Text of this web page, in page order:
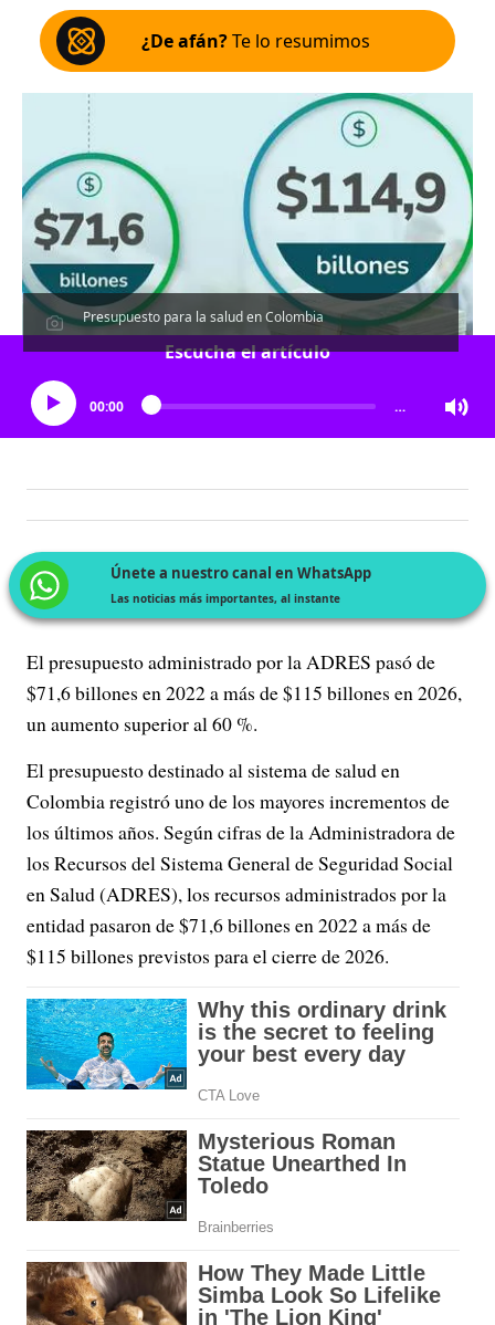
¿De afán?Te lo resumimos
Presupuesto para la salud en Colombia
Escucha el artículo
00:00 …
Únete a nuestro canal en WhatsApp
Las noticias más importantes, al instante
El presupuesto administrado por la ADRES pasó de
$71,6 billones en 2022 a más de $115 billones en 2026,
un aumento superior al 60 %.
El presupuesto destinado al sistema de salud en
Colombia registró uno de los mayores incrementos de
los últimos años. Según cifras de la Administradora de
los Recursos del Sistema General de Seguridad Social
en Salud (ADRES), los recursos administrados por la
entidad pasaron de $71,6 billones en 2022 a más de
$115 billones previstos para el cierre de 2026.